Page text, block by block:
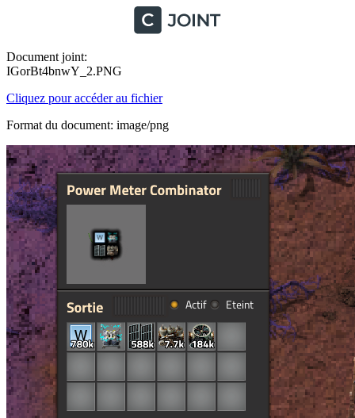
Document joint:
IGorBt4bnwY_2.PNG
Cliquez pour accéder au fichier
Format du document: image/png